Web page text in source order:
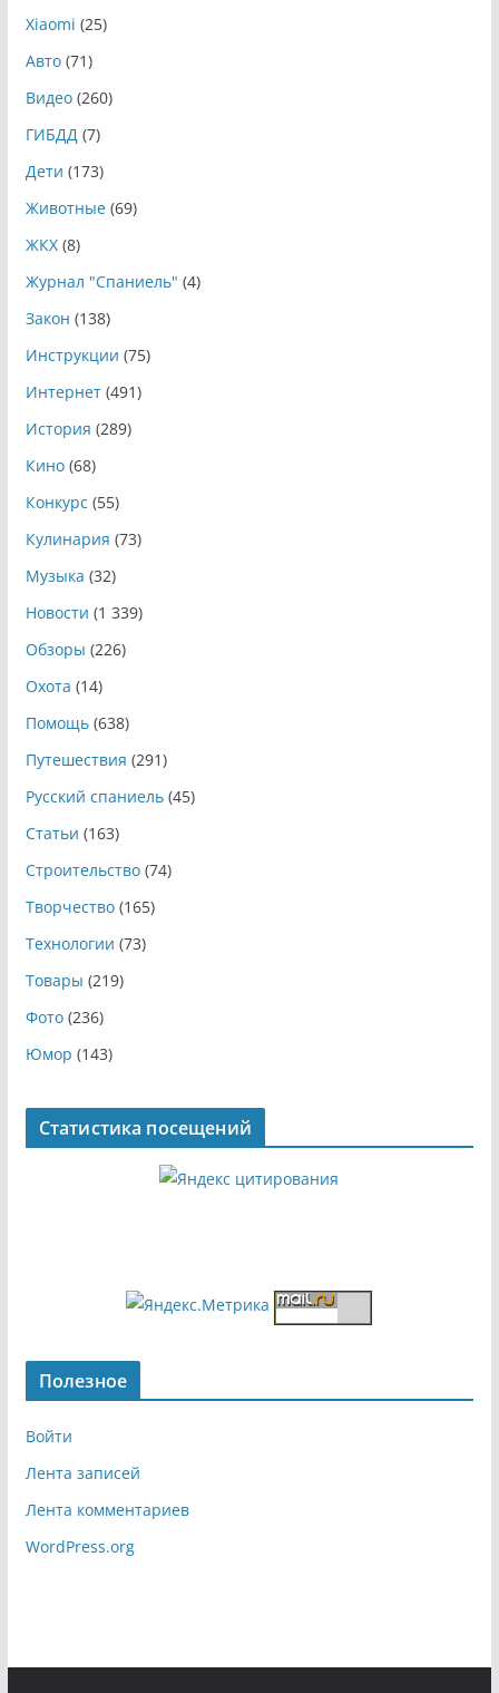
Xiaomi (25)
Авто(71)
Видео(260)
ГИБДД(7)
Дети (173)
Животные(69)
ЖКХ(8)
Журнал "Спаниель" (4)
Закон (138)
Инструкции (75)
Интернет(491)
История (289)
Кино(68)
Конкурс (55)
Кулинария (73)
Музыка (32)
Новости (1 339)
Обзоры (226)
Охота (14)
Помощь(638)
Путешествия (291)
Русский спаниель(45)
Статьи (163)
Строительство(74)
Творчество(165)
Технологии (73)
Товары (219)
Фото(236)
Юмор (143)
Статистика посещений
Полезное
Войти
Лента записей
Лента комментариев
WordPress.org